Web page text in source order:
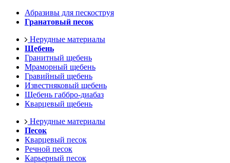
Абразивы для пескоструя
Гранатовый песок
Нерудные материалы
Щебень
Гранитный щебень
Мраморный щебень
Гравийный щебень
Известняковый щебень
Щебень габбро-диабаз
Кварцевый щебень
Нерудные материалы
Песок
Кварцевый песок
Речной песок
Карьерный песок